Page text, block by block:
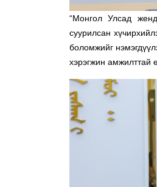
“Монгол Улсад
суурилсан
боломжийг
хэрэгжин амжилттай